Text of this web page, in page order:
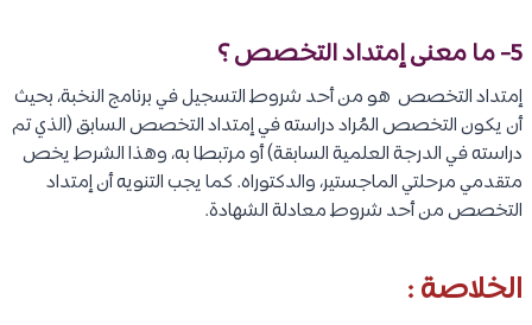
5- ما معنى إمتداد التخصص ؟
إمتداد التخصص هو من أحد شروط التسجيل في برنامج النخبة، بحيث
أن يكون التخصص المُراد دراسته في إمتداد التخصص السابق (الذي تم
دراسته في الدرجة العلمية السابقة) أو مرتبطا به، وهذا الشرط يخص
متقدمي مرحلتي الماجستير، والدكتوراه. كما يجب التنويه أن إمتداد
التخصص من أحد شروط معادلة الشهادة.
الخلاصة :